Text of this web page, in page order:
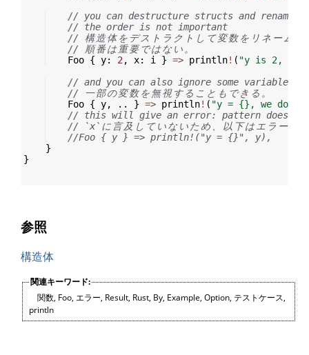
// you can destructure structs and rename
// the order is not important
// 構 造体 を デス ト ラ ク ト し て 変数 を リ ネ ー ム
//
順番は 重要 ではな い 。
    Foo
{ y: 2 , x: i } => println! ( "y is 2, i =
// and you can also ignore some variables:
//
一部の 変数 を無視 す る こ と も で き る 。
    Foo
{ y, .. } => println! ( "y = {}, we don't
// this will give an error: pattern does
// `x` に 言 及 し て いな い ため 以 下はエ ラ ー
//Foo { y } => println!("y = {}", y),
}
}
参照
構造体
関連キーワード:
関数, Foo, エラー, Result, Rust, By, Example, Option, テストケース,
println